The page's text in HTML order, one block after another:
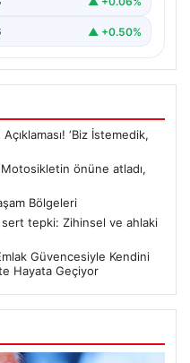
▲ +0.50%
‘Biz İstemedik,
Motosikletin önüne atladı,
Bölgeleri
sert tepki: Zihinsel ve ahlaki
Güvencesiyle Kendini
Hayata Geçiyor